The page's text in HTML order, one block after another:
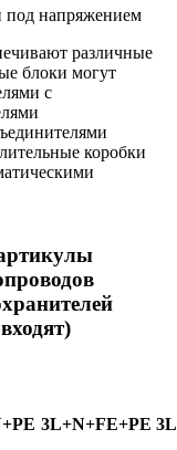
под напряжением
различные
блоки могут
с
коробки
3L+N+FE+PE